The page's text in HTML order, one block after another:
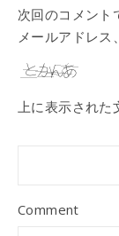
次回のコメント
メールアドレス
上に表示された
Comment